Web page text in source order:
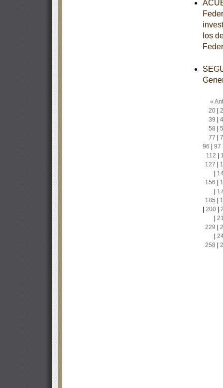
los
«
20|
39
58
77
96
97
112
127
156
185
200|
229
258